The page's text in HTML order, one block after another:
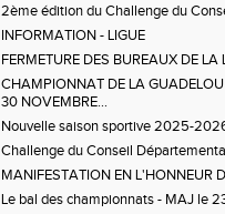
2ème édition du Challenge du
INFORMATION - LIGUE
FERMETURE DES BUREAUX DE LA
CHAMPIONNAT DE LA
30 NOVEMBRE...
Nouvelle saison sportive 2025-
Challenge du Conseil
MANIFESTATION EN L'HONNEUR
Le bal des championnats - MAJ le